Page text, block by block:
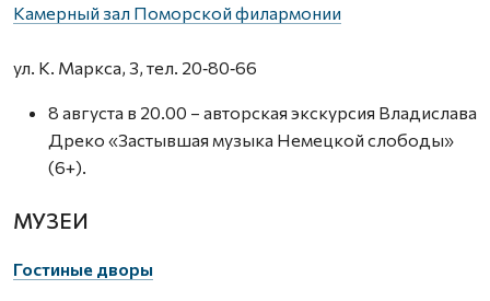
Камерный зал Поморской филармонии
ул. К. Маркса, 3, тел. 20‑80‑66
8 августа в 20.00 – авторская экскурсия Владислава
Дреко «Застывшая музыка Немецкой слободы»
(6+).
МУЗЕИ
Гостиные дворы